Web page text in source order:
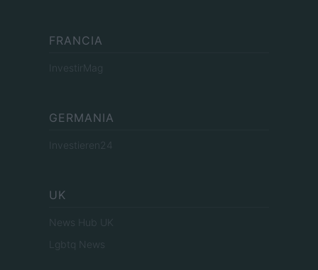
FRANCIA
InvestirMag
GERMANIA
Investieren24
UK
News Hub UK
Lgbtq News